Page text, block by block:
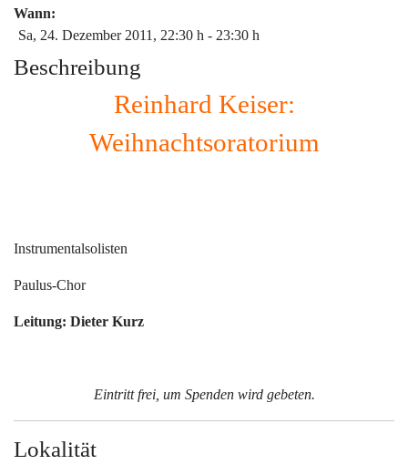
Wann:
Sa, 24. Dezember 2011 , 22:30 h - 23:30 h
Beschreibung
Reinhard Keiser:
Weihnachtsoratorium
Instrumentalsolisten
Paulus-Chor
Leitung: Dieter Kurz
Eintritt frei, um Spenden wird gebeten.
Lokalität